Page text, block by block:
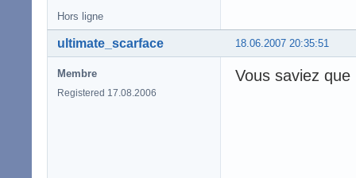
Hors ligne
18.06.2007 20:35:51
ultimate_scarface
Membre
Registered 17.08.2006
Vous saviez